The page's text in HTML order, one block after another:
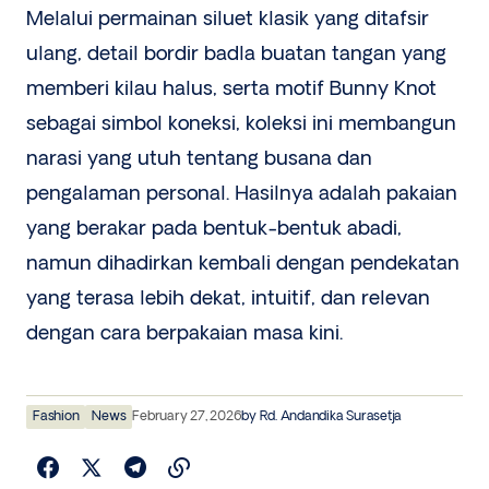
Melalui permainan siluet klasik yang ditafsir
ulang, detail bordir badla buatan tangan yang
memberi kilau halus, serta motif Bunny Knot
sebagai simbol koneksi, koleksi ini membangun
narasi yang utuh tentang busana dan
pengalaman personal. Hasilnya adalah pakaian
yang berakar pada bentuk-bentuk abadi,
namun dihadirkan kembali dengan pendekatan
yang terasa lebih dekat, intuitif, dan relevan
dengan cara berpakaian masa kini.
Fashion News February 27, 2026by Rd. Andandika Surasetja